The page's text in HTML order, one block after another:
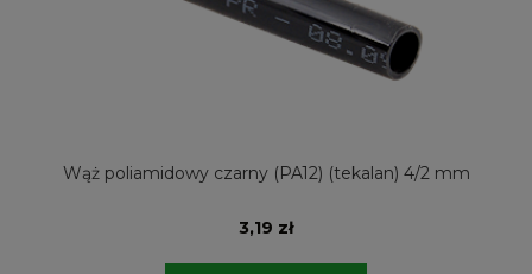
Wąż poliamidowy czarny (PA12) (tekalan) 4/2 mm
3,19 zł